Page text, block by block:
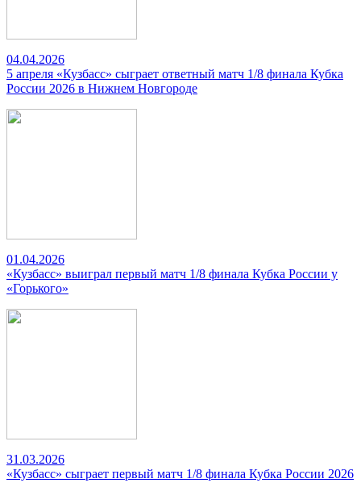
04.04.2026
5 апреля «Кузбасс» сыграет ответный матч 1/8 финала Кубка
России 2026 в Нижнем Новгороде
01.04.2026
«Кузбасс» выиграл первый матч 1/8 финала Кубка России у
«Горького»
31.03.2026
«Кузбасс» сыграет первый матч 1/8 финала Кубка России 2026